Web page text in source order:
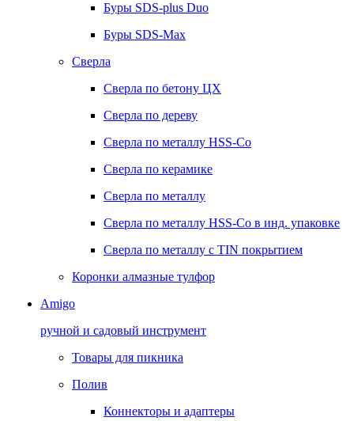
Буры SDS-plus Duo
Буры SDS-Max
Сверла
Сверла по бетону ЦХ
Сверла по дереву
Сверла по металлу HSS-Co
Сверла по керамике
Сверла по металлу
Сверла по металлу HSS-Co в инд. упаковке
Сверла по металлу с TIN покрытием
Коронки алмазные тулфор
Amigo
ручной и садовый инструмент
Товары для пикника
Полив
Коннекторы и адаптеры